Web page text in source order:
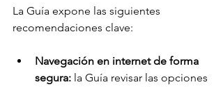
La Guía expone las siguientes
recomendaciones clave:
Navegación en internet de forma
segura: la Guía revisar las opciones